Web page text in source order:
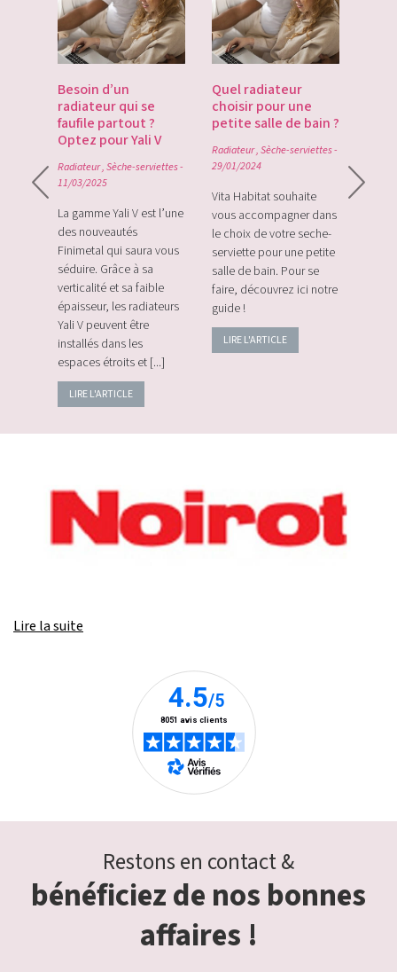
Besoin d’un
radiateur qui se
faufile partout ?
Optez pour Yali V
Radiateur,Sèche-serviettes-
11/03/2025
La gamme Yali V est l’une
des nouveautés
Finimetal qui saura vous
séduire. Grâce à sa
verticalité et sa faible
épaisseur, les radiateurs
Yali V peuvent être
installés dans les
espaces étroits et [...]
LIRE L'ARTICLE
Quel radiateur
choisir pour une
petite salle de bain ?
Radiateur,Sèche-serviettes-
29/01/2024
Vita Habitat souhaite
vous accompagner dans
le choix de votre seche-
serviette pour une petite
salle de bain. Pour se
faire, découvrez ici notre
guide !
LIRE L'ARTICLE
Lire la suite
Restons en contact &
bénéficiez de nos bonnes
affaires !